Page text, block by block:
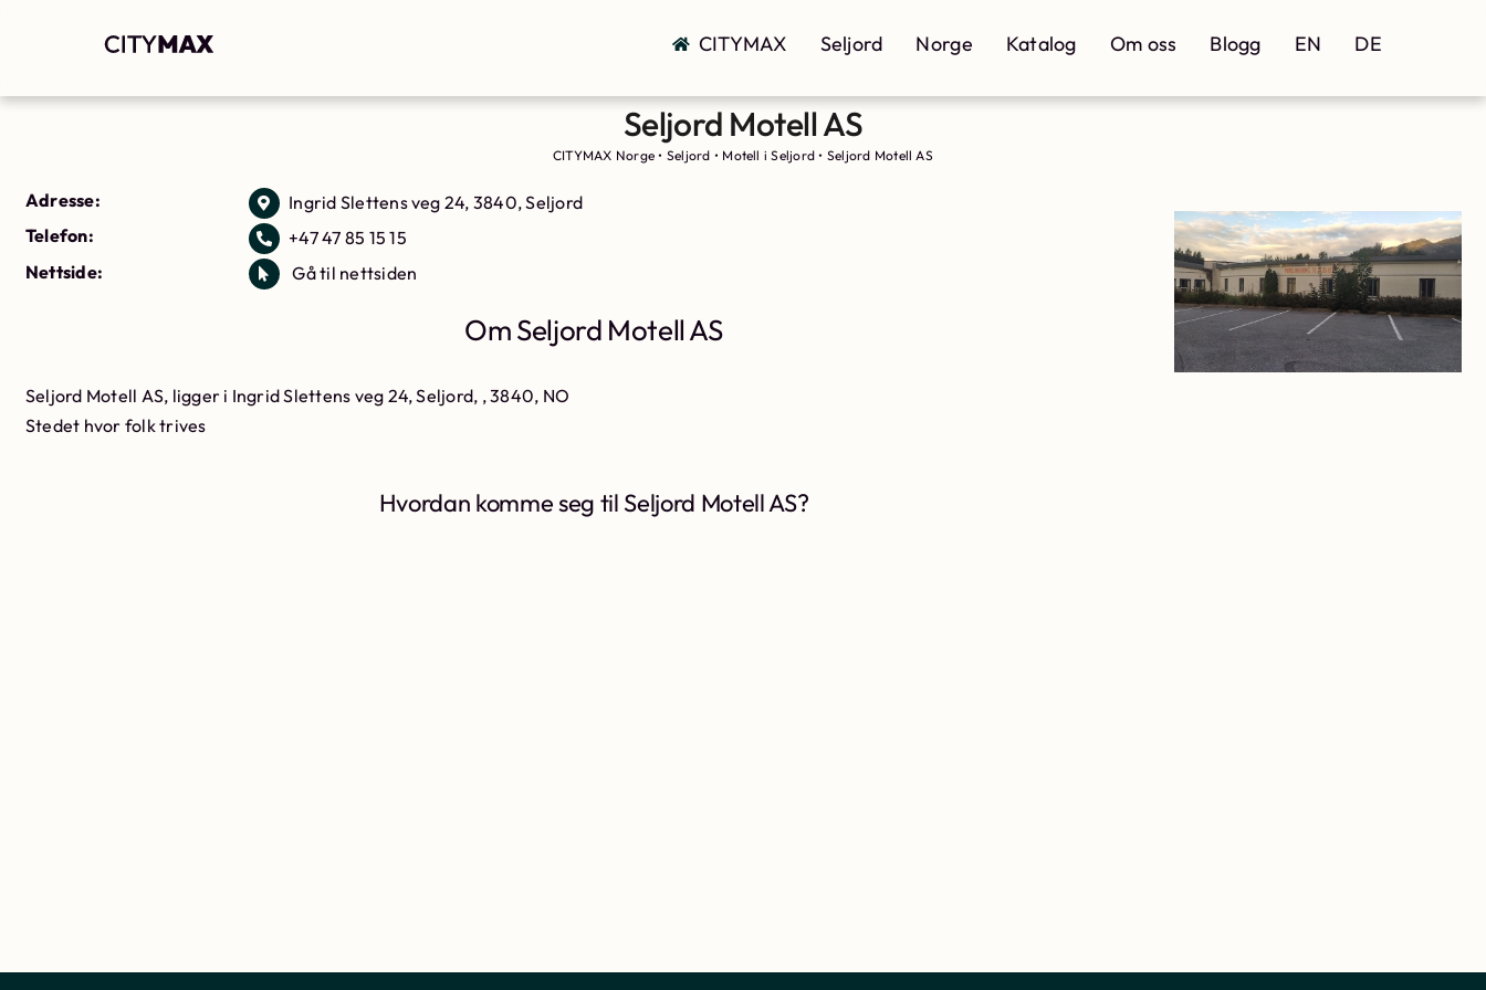
CITYMAX Seljord Norge Katalog Om oss Blogg EN DE
Seljord Motell AS
CITYMAX Norge • Seljord • Motell i Seljord • Seljord Motell AS
Adresse:
Ingrid Slettens veg 24, 3840, Seljord
Telefon:
+47 47 85 15 15
Nettside:
Gå til nettsiden
Om Seljord Motell AS
Seljord Motell AS, ligger i Ingrid Slettens veg 24, Seljord, , 3840, NO
Stedet hvor folk trives
Hvordan komme seg til Seljord Motell AS?